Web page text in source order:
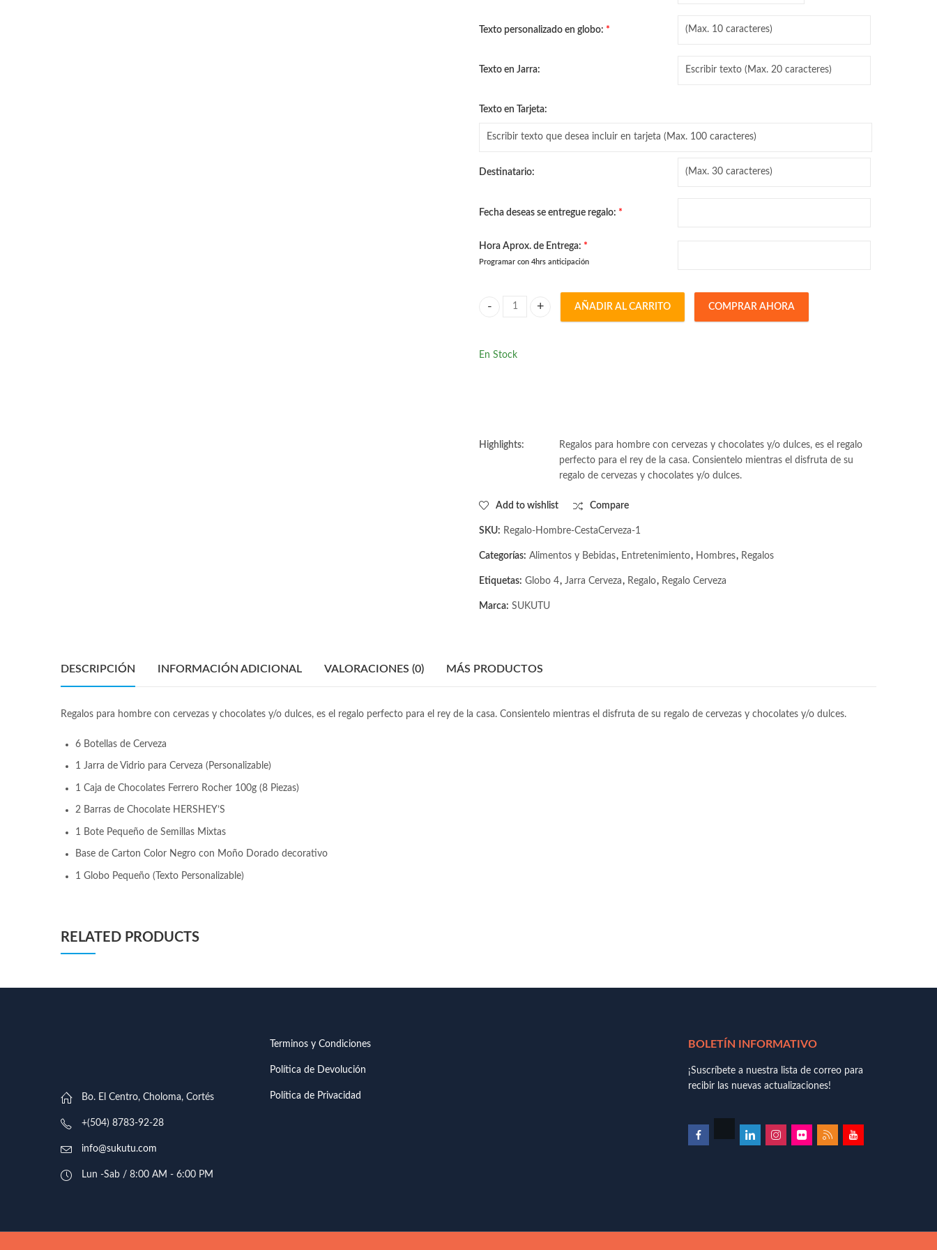
hasta
L 1,500.00
Texto personalizado en globo: *
Texto en Jarra:
Texto en Tarjeta:
Destinatario:
Fecha deseas se entregue regalo: *
Hora Aprox. de Entrega: *
Programar con 4hrs anticipación
AÑADIR AL CARRITO COMPRAR AHORA
En Stock
Highlights:
Regalos para hombre con cervezas y chocolates y/o dulces, es el regalo
perfecto para el rey de la casa. Consientelo mientras el disfruta de su
regalo de cervezas y chocolates y/o dulces.
Add to wishlist Compare
SKU: Regalo-Hombre-CestaCerveza-1
Categorías: Alimentos y Bebidas, Entretenimiento, Hombres, Regalos
Etiquetas: Globo 4, Jarra Cerveza, Regalo, Regalo Cerveza
Marca: SUKUTU
DESCRIPCIÓN INFORMACIÓN ADICIONAL VALORACIONES (0) MÁS PRODUCTOS
Regalos para hombre con cervezas y chocolates y/o dulces, es el regalo perfecto para el rey de la casa. Consientelo mientras el disfruta de su regalo de cervezas y chocolates y/o dulces.
6 Botellas de Cerveza
1 Jarra de Vidrio para Cerveza (Personalizable)
1 Caja de Chocolates Ferrero Rocher 100g (8 Piezas)
2 Barras de Chocolate HERSHEY’S
1 Bote Pequeño de Semillas Mixtas
Base de Carton Color Negro con Moño Dorado decorativo
1 Globo Pequeño (Texto Personalizable)
RELATED PRODUCTS
Bo. El Centro, Choloma, Cortés
+(504) 8783-92-28
info@sukutu.com
Lun -Sab / 8:00 AM - 6:00 PM
Terminos y Condiciones
Política de Devolución
Política de Privacidad
BOLETÍN INFORMATIVO
¡Suscríbete a nuestra lista de correo para
recibir las nuevas actualizaciones!